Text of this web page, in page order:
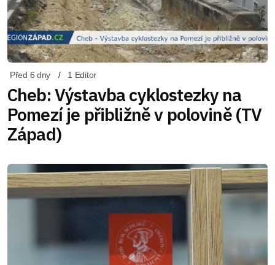
Před 6 dny 1 Editor
Cheb: Výstavba cyklostezky na
Pomezí je přibližně v polovině (TV
Západ)